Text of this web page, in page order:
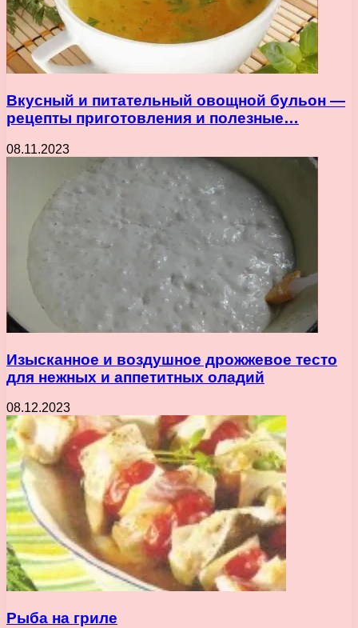
Вкусный и питательный овощной бульон —
рецепты приготовления и полезные…
08.11.2023
Изысканное и воздушное дрожжевое тесто
для нежных и аппетитных оладий
08.12.2023
Рыба на гриле